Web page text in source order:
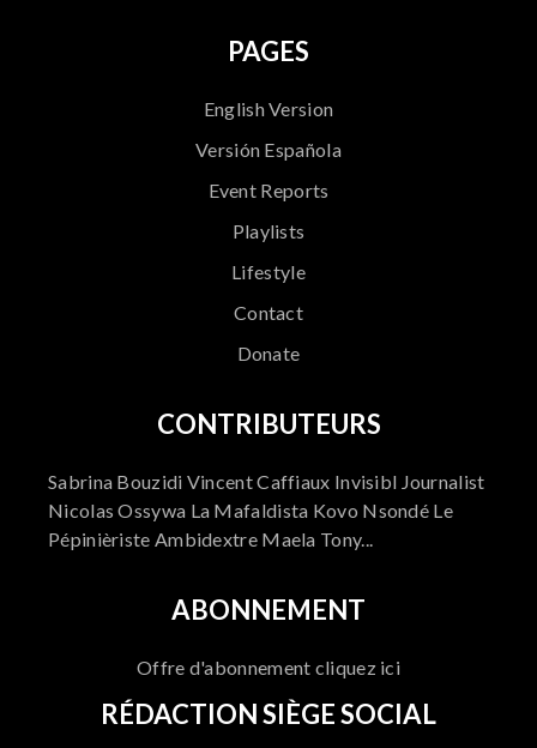
PAGES
English Version
Versión Española
Event Reports
Playlists
Lifestyle
Contact
Donate
CONTRIBUTEURS
Sabrina Bouzidi Vincent Caffiaux Invisibl Journalist
Nicolas Ossywa La Mafaldista Kovo Nsondé Le
Pépinièriste Ambidextre Maela Tony...
ABONNEMENT
Offre d'abonnement cliquez ici
RÉDACTION SIÈGE SOCIAL